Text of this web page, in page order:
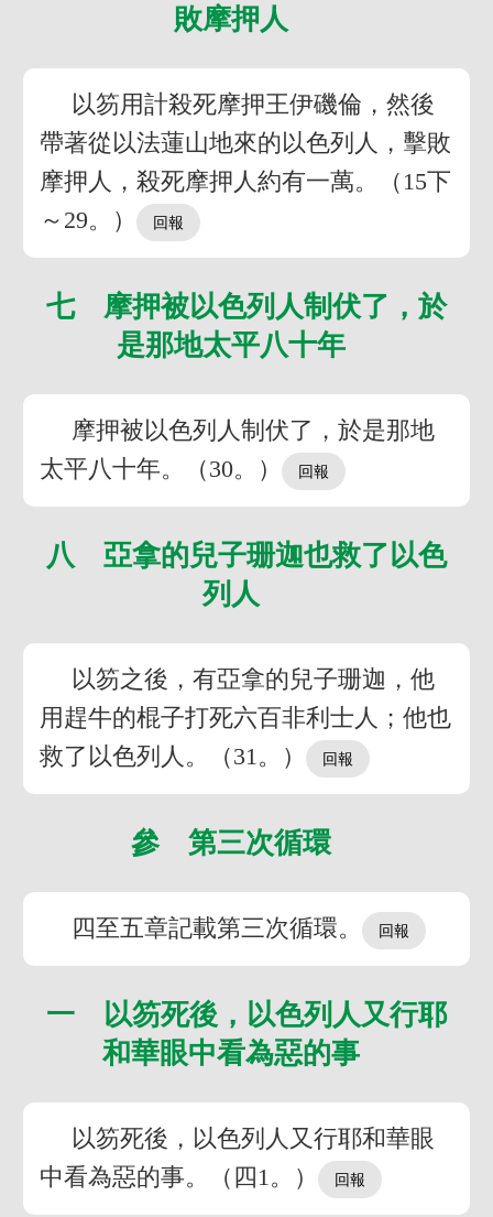
敗摩押人
以笏用計殺死摩押王伊磯倫，然後
帶著從以法蓮山地來的以色列人，擊敗
摩押人，殺死摩押人約有一萬。（15下
～29。）
七 摩押被以色列人制伏了，於
是那地太平八十年
摩押被以色列人制伏了，於是那地
太平八十年。（30。）
八 亞拿的兒子珊迦也救了以色
列人
以笏之後，有亞拿的兒子珊迦，他
用趕牛的棍子打死六百非利士人；他也
救了以色列人。（31。）
參 第三次循環
四至五章記載第三次循環。
一 以笏死後，以色列人又行耶
和華眼中看為惡的事
以笏死後，以色列人又行耶和華眼
中看為惡的事。（四1。）